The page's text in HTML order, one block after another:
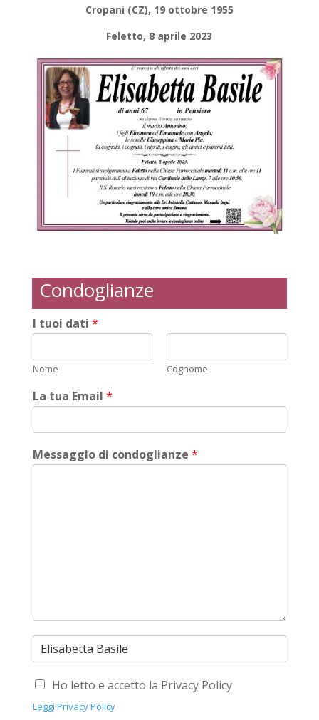
Cropani (CZ), 19 ottobre 1955
Feletto, 8 aprile 2023
Condoglianze
I tuoi dati *
Nome Cognome
La tua Email *
Messaggio di condoglianze *
Ho letto e accetto la Privacy Policy
Leggi Privacy Policy